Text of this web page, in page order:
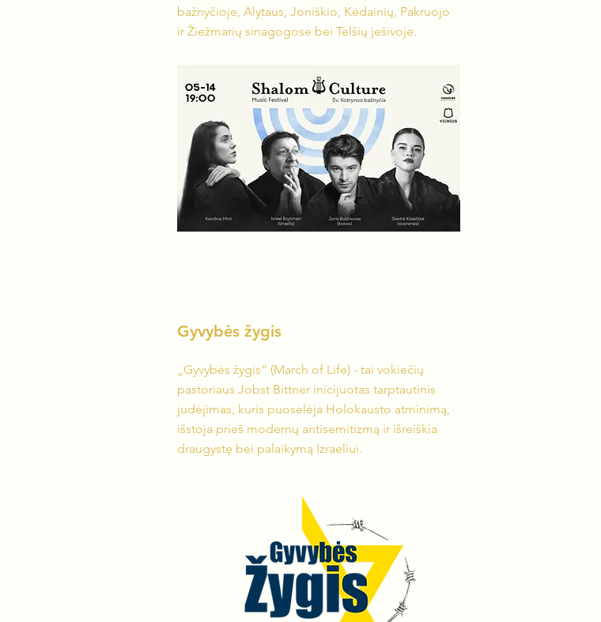
bažnyčioje, Alytaus, Joniškio, Kėdainių, Pakruojo
ir Žiežmarių sinagogose bei Telšių ješivoje.
Gyvybės žygis
„Gyvybės žygis“ (March of Life) - tai vokiečių
pastoriaus Jobst Bittner inicijuotas tarptautinis
judėjimas, kuris puoselėja Holokausto atminimą,
išstoja prieš modernų antisemitizmą ir išreiškia
draugystę bei palaikymą Izraeliui.